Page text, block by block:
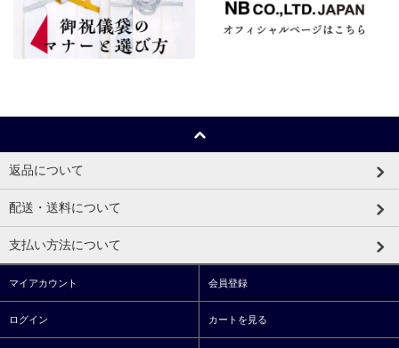
返品について
配送・送料について
支払い方法について
マイアカウント 会員登録
ログイン カートを見る